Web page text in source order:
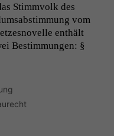
Stim­mvolk des
vom
enthält
Bes­tim­mungen: §